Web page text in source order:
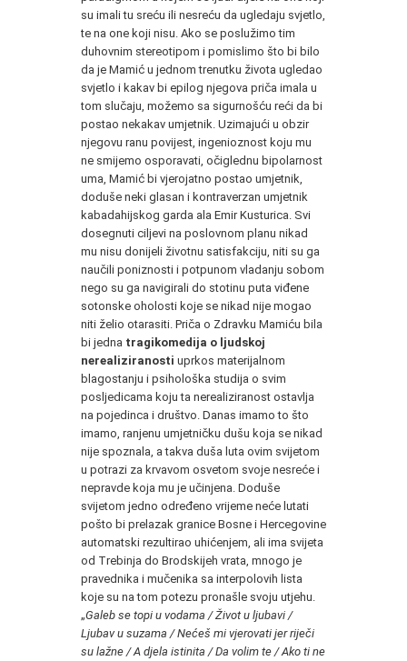
su imali tu sreću ili nesreću da ugledaju svjetlo,
te na one koji nisu. Ako se poslužimo tim
duhovnim stereotipom i pomislimo što bi bilo
da je Mamić u jednom trenutku života ugledao
svjetlo i kakav bi epilog njegova priča imala u
tom slučaju, možemo sa sigurnošću reći da bi
postao nekakav umjetnik. Uzimajući u obzir
njegovu ranu povijest, ingenioznost koju mu
ne smijemo osporavati, očiglednu bipolarnost
uma, Mamić bi vjerojatno postao umjetnik,
doduše neki glasan i kontraverzan umjetnik
kabadahijskog garda ala Emir Kusturica. Svi
dosegnuti ciljevi na poslovnom planu nikad
mu nisu donijeli životnu satisfakciju, niti su ga
naučili poniznosti i potpunom vladanju sobom
nego su ga navigirali do stotinu puta viđene
sotonske oholosti koje se nikad nije mogao
niti želio otarasiti. Priča o Zdravku Mamiću bila
bi jedna tragikomedija o ljudskoj
nerealiziranosti uprkos materijalnom
blagostanju i psihološka studija o svim
posljedicama koju ta nerealiziranost ostavlja
na pojedinca i društvo. Danas imamo to što
imamo, ranjenu umjetničku dušu koja se nikad
nije spoznala, a takva duša luta ovim svijetom
u potrazi za krvavom osvetom svoje nesreće i
nepravde koja mu je učinjena. Doduše
svijetom jedno određeno vrijeme neće lutati
pošto bi prelazak granice Bosne i Hercegovine
automatski rezultirao uhićenjem, ali ima svijeta
od Trebinja do Brodskijeh vrata, mnogo je
pravednika i mučenika sa interpolovih lista
koje su na tom potezu pronašle svoju utjehu.
„Galeb se topi u vodama / Život u ljubavi /
Ljubav u suzama / Nećeš mi vjerovati jer riječi
su lažne / A djela istinita / Da volim te / Ako ti ne